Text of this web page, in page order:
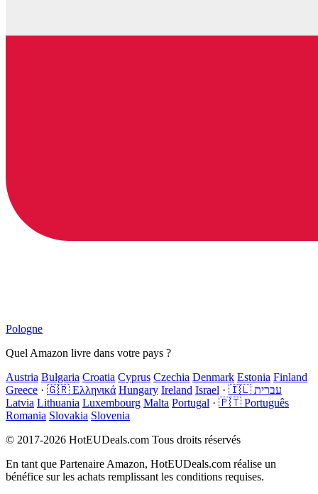
Pologne
Quel Amazon livre dans votre pays ?
Austria Bulgaria Croatia Cyprus Czechia Denmark Estonia Finland
Greece · 🇬🇷 Ελληνικά Hungary Ireland Israel ·
🇮🇱 עברית
Latvia Lithuania Luxembourg Malta Portugal · 🇵🇹 Português
Romania Slovakia Slovenia
© 2017-2026 HotEUDeals.com Tous droits réservés
En tant que Partenaire Amazon, HotEUDeals.com réalise un
bénéfice sur les achats remplissant les conditions requises.